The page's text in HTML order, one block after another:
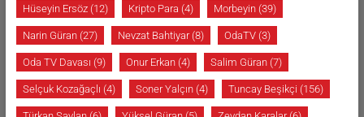
Hüseyin Ersöz(12) Kripto Para (4) Morbeyin(39)
Narin Güran(27) Nevzat Bahtiyar(8) OdaTV(3)
Oda TV Davası (9) Onur Erkan(4) Salim Güran(7)
Selçuk Kozağaçlı (4) Soner Yalçın(4) Tuncay Beşikçi (156)